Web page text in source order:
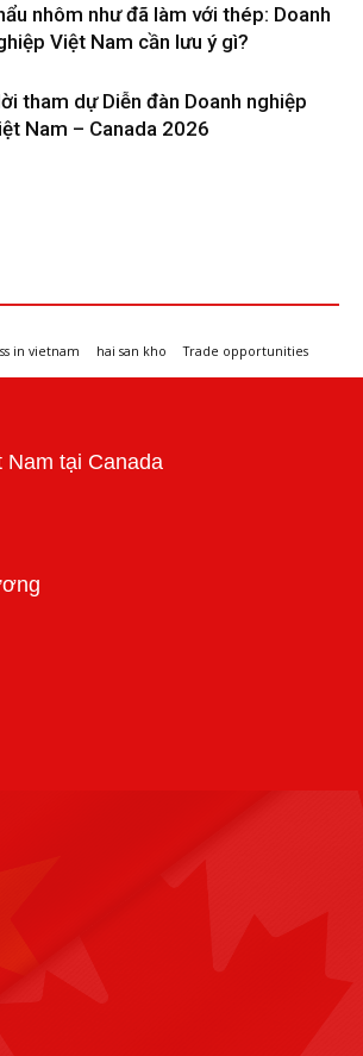
nhôm như đã làm với thép: Doanh
Việt Nam cần lưu ý gì?
tham dự Diễn đàn Doanh nghiệp
Nam – Canada 2026
in vietnam hai san kho Trade opportunities
tại Canada